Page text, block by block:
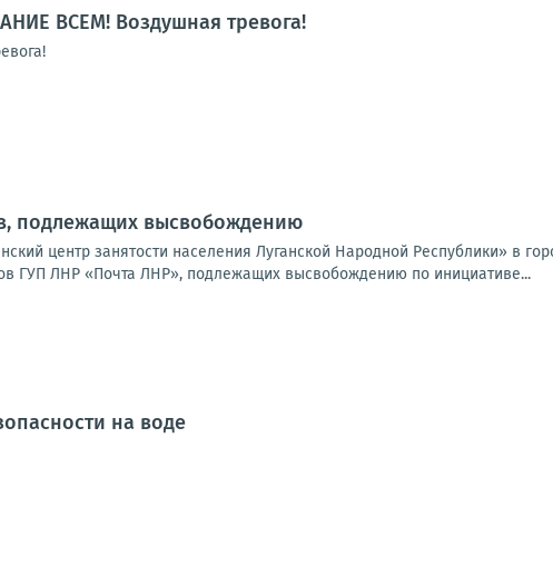
ВСЕМ! Воздушная тревога!
подлежащих высвобождению
центр занятости населения Луганской Народной Республики» в
ГУП ЛНР «Почта ЛНР», подлежащих высвобождению по инициативе...
на воде